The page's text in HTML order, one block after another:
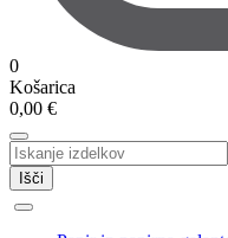
0
Košarica
0,00 €
Išči